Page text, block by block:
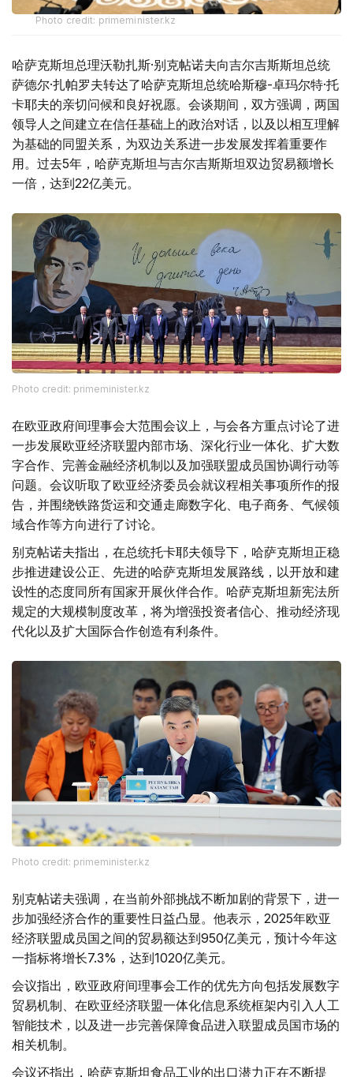
Photo credit: primeminister.kz
哈萨克斯坦总理沃勒扎斯·别克帖诺夫向吉尔吉斯斯坦总统
萨德尔·扎帕罗夫转达了哈萨克斯坦总统哈斯穆-卓玛尔特·托
卡耶夫的亲切问候和良好祝愿。会谈期间，双方强调，两国
领导人之间建立在信任基础上的政治对话，以及以相互理解
为基础的同盟关系，为双边关系进一步发展发挥着重要作
用。过去5年，哈萨克斯坦与吉尔吉斯斯坦双边贸易额增长
一倍，达到22亿美元。
Photo credit: primeminister.kz
在欧亚政府间理事会大范围会议上，与会各方重点讨论了进
一步发展欧亚经济联盟内部市场、深化行业一体化、扩大数
字合作、完善金融经济机制以及加强联盟成员国协调行动等
问题。会议听取了欧亚经济委员会就议程相关事项所作的报
告，并围绕铁路货运和交通走廊数字化、电子商务、气候领
域合作等方向进行了讨论。
别克帖诺夫指出，在总统托卡耶夫领导下，哈萨克斯坦正稳
步推进建设公正、先进的哈萨克斯坦发展路线，以开放和建
设性的态度同所有国家开展伙伴合作。哈萨克斯坦新宪法所
规定的大规模制度改革，将为增强投资者信心、推动经济现
代化以及扩大国际合作创造有利条件。
Photo credit: primeminister.kz
别克帖诺夫强调，在当前外部挑战不断加剧的背景下，进一
步加强经济合作的重要性日益凸显。他表示，2025年欧亚
经济联盟成员国之间的贸易额达到950亿美元，预计今年这
一指标将增长7.3%，达到1020亿美元。
会议指出，欧亚政府间理事会工作的优先方向包括发展数字
贸易机制、在欧亚经济联盟一体化信息系统框架内引入人工
智能技术，以及进一步完善保障食品进入联盟成员国市场的
相关机制。
会议还指出，哈萨克斯坦食品工业的出口潜力正在不断提